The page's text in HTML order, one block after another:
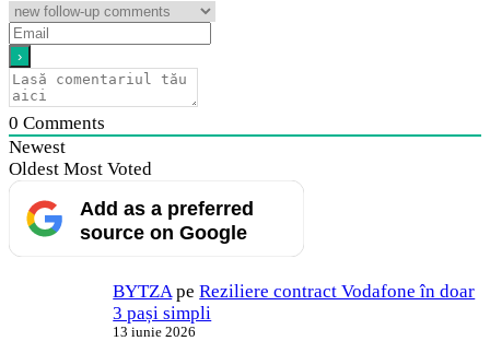
0 Comments
Newest
Oldest Most Voted
Add as a preferred
source on Google
BYTZA peReziliere contract Vodafone în doar
3 pași simpli
13 iunie 2026